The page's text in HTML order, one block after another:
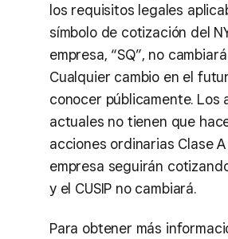
los requisitos legales
símbolo de cotización del
empresa, “SQ”, no
Cualquier cambio en el
conocer públicamente. Los
actuales no tienen que
acciones ordinarias Clase
empresa seguirán
y el CUSIP no cambiará.
Para obtener más